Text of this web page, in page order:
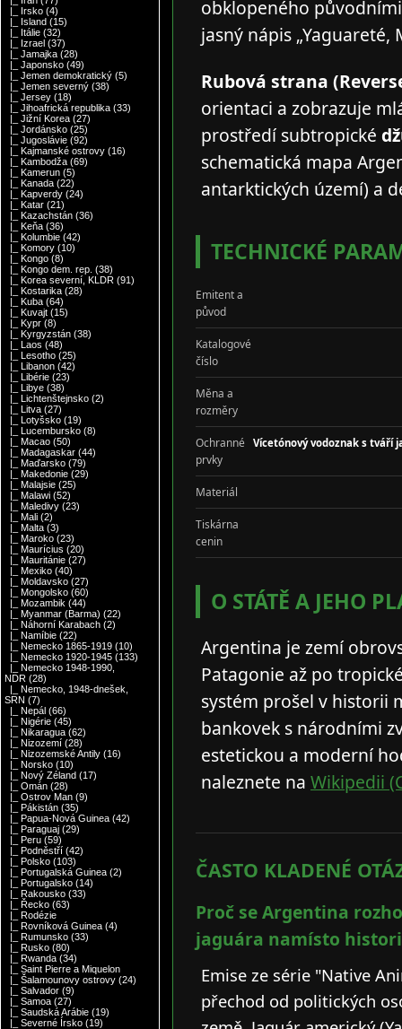
|_ Irsko (4)
|_ Island (15)
|_ Itálie (32)
|_ Izrael (37)
|_ Jamajka (28)
|_ Japonsko (49)
|_ Jemen demokratický (5)
|_ Jemen severný (38)
|_ Jersey (18)
|_ Jihoafrická republika (33)
|_ Jižní Korea (27)
|_ Jordánsko (25)
|_ Jugoslávie (92)
|_ Kajmanské ostrovy (16)
|_ Kambodža (69)
|_ Kamerun (5)
|_ Kanada (22)
|_ Kapverdy (24)
|_ Katar (21)
|_ Kazachstán (36)
|_ Keňa (36)
|_ Kolumbie (42)
|_ Komory (10)
|_ Kongo (8)
|_ Kongo dem. rep. (38)
|_ Korea severní, KLDR (91)
|_ Kostarika (28)
|_ Kuba (64)
|_ Kuvajt (15)
|_ Kypr (8)
|_ Kyrgyzstán (38)
|_ Laos (48)
|_ Lesotho (25)
|_ Libanon (42)
|_ Libérie (23)
|_ Libye (38)
|_ Lichtenštejnsko (2)
|_ Litva (27)
|_ Lotyšsko (19)
|_ Lucembursko (8)
|_ Macao (50)
|_ Madagaskar (44)
|_ Maďarsko (79)
|_ Makedonie (29)
|_ Malajsie (25)
|_ Malawi (52)
|_ Maledivy (23)
|_ Mali (2)
|_ Malta (3)
|_ Maroko (23)
|_ Maurícius (20)
|_ Mauritánie (27)
|_ Mexiko (40)
|_ Moldavsko (27)
|_ Mongolsko (60)
|_ Mozambik (44)
|_ Myanmar (Barma) (22)
|_ Náhorní Karabach (2)
|_ Namíbie (22)
|_ Nemecko 1865-1919 (10)
|_ Nemecko 1920-1945 (133)
|_ Nemecko 1948-1990,
NDR (28)
|_ Nemecko, 1948-dnešek,
SRN (7)
|_ Nepál (66)
|_ Nigérie (45)
|_ Nikaragua (62)
|_ Nizozemí (28)
|_ Nizozemské Antily (16)
|_ Norsko (10)
|_ Nový Zéland (17)
|_ Omán (28)
|_ Ostrov Man (9)
|_ Pákistán (35)
|_ Papua-Nová Guinea (42)
|_ Paraguaj (29)
|_ Peru (59)
|_ Podněstří (42)
|_ Polsko (103)
|_ Portugalská Guinea (2)
|_ Portugalsko (14)
|_ Rakousko (33)
|_ Řecko (63)
|_ Rodézie
|_ Rovníková Guinea (4)
|_ Rumunsko (33)
|_ Rusko (80)
|_ Rwanda (34)
|_ Saint Pierre a Miquelon
|_ Šalamounovy ostrovy (24)
|_ Salvador (9)
|_ Samoa (27)
|_ Saudská Arábie (19)
|_ Severné Írsko (19)
obklopeného
jasný nápis
Rubová strana
orientaci a zobrazuje
prostředí subtropické
schematická mapa
antarktických území) a
TECHNICKÉ
Emitent a
původ
Katalogové
číslo
Měna a
rozměry
Ochranné
prvky
Vícetónový vodoznak s tváří
Materiál
Tiskárna
cenin
O STÁTĚ A JEHO
Argentina je zemí
Patagonie až po
systém prošel v historii
bankovek s národními
estetickou a moderní
naleznete na Wikipedii
ČASTO KLADENÉ
Proč se Argentina
jaguára namísto
Emise ze série "Native
přechod od politických